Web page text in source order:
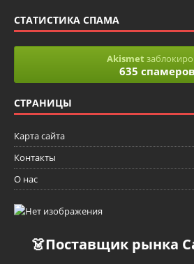
СТАТИСТИКА СПАМА
Akismet
635 спамеров
СТРАНИЦЫ
Карта сайта
Контакты
О нас
👗Поставщик рынка